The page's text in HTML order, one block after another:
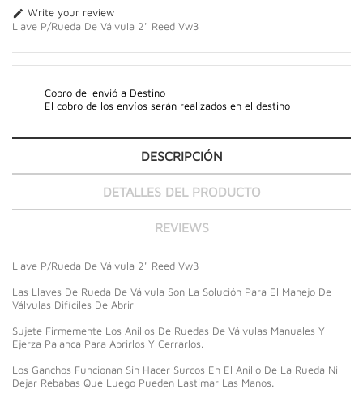
 Write your review
Llave P/Rueda De Válvula 2" Reed Vw3
Cobro del envió a Destino
El cobro de los envíos serán realizados en el destino
DESCRIPCIÓN
DETALLES DEL PRODUCTO
REVIEWS
Llave P/Rueda De Válvula 2" Reed Vw3
Las Llaves De Rueda De Válvula Son La Solución Para El Manejo De
Válvulas Difíciles De Abrir
Sujete Firmemente Los Anillos De Ruedas De Válvulas Manuales Y
Ejerza Palanca Para Abrirlos Y Cerrarlos.
Los Ganchos Funcionan Sin Hacer Surcos En El Anillo De La Rueda Ni
Dejar Rebabas Que Luego Pueden Lastimar Las Manos.